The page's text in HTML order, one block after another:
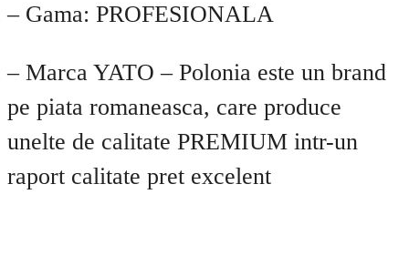
– Gama: PROFESIONALA
– Marca YATO – Polonia este un brand
pe piata romaneasca, care produce
unelte de calitate PREMIUM intr-un
raport calitate pret excelent